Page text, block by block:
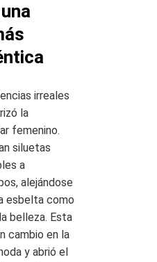
irreales
la
femenino.
siluetas
a
alejándose
esbelta como
belleza. Esta
cambio en la
y abrió el